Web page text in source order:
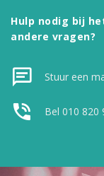
Hulp nodig bij
andere vragen?
Stuur een
Bel 010 820